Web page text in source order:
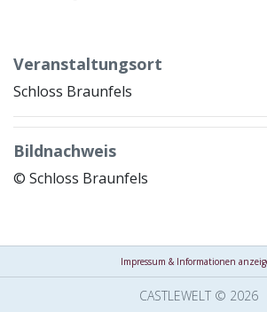
Veranstaltungsort
Schloss Braunfels
Bildnachweis
© Schloss Braunfels
Impressum & Informationen
CASTLEWELT © 2026